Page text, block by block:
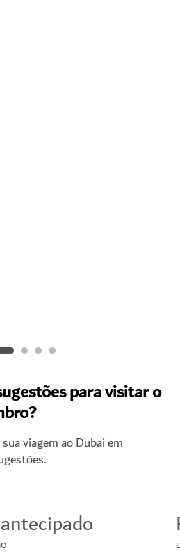
para visitar o
viagem ao Dubai em